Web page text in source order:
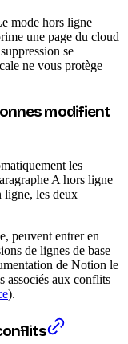
mode hors ligne
une page du cloud
se
ne vous protège
modifient
les
A hors ligne
ligne, les deux
peuvent entrer en
de lignes de base
de Notion le
associés aux conflits
).